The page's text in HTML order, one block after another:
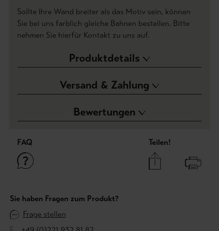
Sollte Ihre Wand breiter als das Motiv sein, können
Sie bei uns farblich gleiche Bahnen bestellen. Bitte
nehmen Sie hierfür Kontakt zu uns auf.
Produktdetails
Versand & Zahlung
Bewertungen
FAQ Teilen!
Sie haben Fragen zum Produkt?
Frage stellen